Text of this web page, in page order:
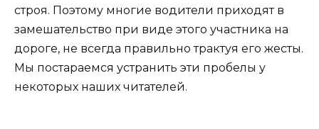
строя. Поэтому многие водители приходят в
замешательство при виде этого участника на
дороге, не всегда правильно трактуя его жесты.
Мы постараемся устранить эти пробелы у
некоторых наших читателей.